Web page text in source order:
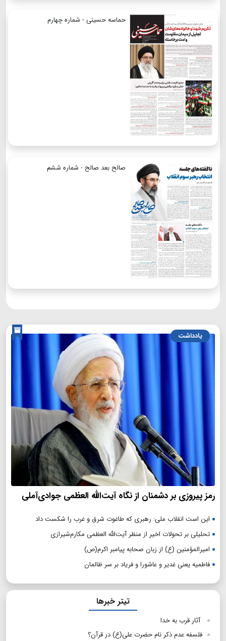
حماسه حسینی - شماره چهارم
صالح بعد صالح - شماره ششم
یادداشت
رمز پیروزی بر دشمنان از نگاه آیت‌الله العظمی جوادی‌آملی
این است انقلاب ملی: رهبری که طاغوت شرق و غرب را شکست داد
تحلیلی بر تحولات اخیر از منظر آیت‌الله العظمی مکارم‌شیرازی
امیرالمؤمنین (ع) از زبان صحابه پیامبر اکرم(ص)
فاطمیه یعنی غدیر و عاشورا و فریاد بر سر ظالمان
تیتر خبرها
آثار قرب به خدا
فلسفه عدم ذکر نام حضرت علی(ع) در قرآن؟